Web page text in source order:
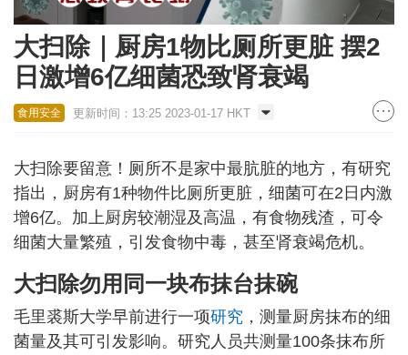
大扫除｜厨房1物比厕所更脏 摆2
日激增6亿细菌恐致肾衰竭
食用安全 更新时间：13:25 2023-01-17 HKT
大扫除要留意！厕所不是家中最肮脏的地方，有研究
指出，厨房有1种物件比厕所更脏，细菌可在2日内激
增6亿。加上厨房较潮湿及高温，有食物残渣，可令
细菌大量繁殖，引发食物中毒，甚至肾衰竭危机。
大扫除勿用同一块布抹台抹碗
毛里裘斯大学早前进行一项研究 ，测量厨房抹布的细
菌量及其可引发影响。研究人员共测量100条抹布所